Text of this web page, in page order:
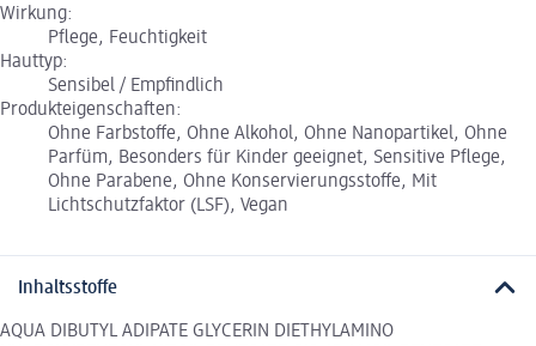
Wirkung:
Pflege, Feuchtigkeit
Hauttyp:
Sensibel / Empfindlich
Produkteigenschaften:
Ohne Farbstoffe, Ohne Alkohol, Ohne Nanopartikel, Ohne
Parfüm, Besonders für Kinder geeignet, Sensitive Pflege,
Ohne Parabene, Ohne Konservierungsstoffe, Mit
Lichtschutzfaktor (LSF), Vegan
Inhaltsstoffe
AQUA DIBUTYL ADIPATE GLYCERIN DIETHYLAMINO